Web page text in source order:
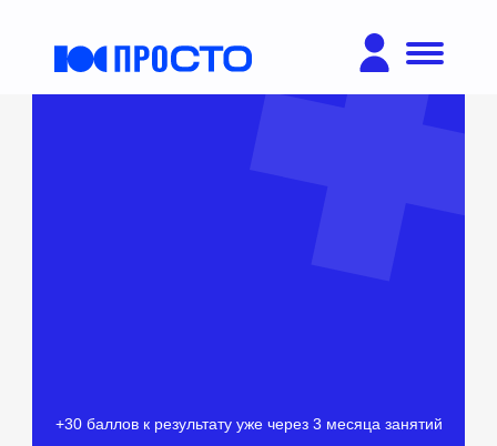
+30 баллов к результату уже через 3 месяца занятий